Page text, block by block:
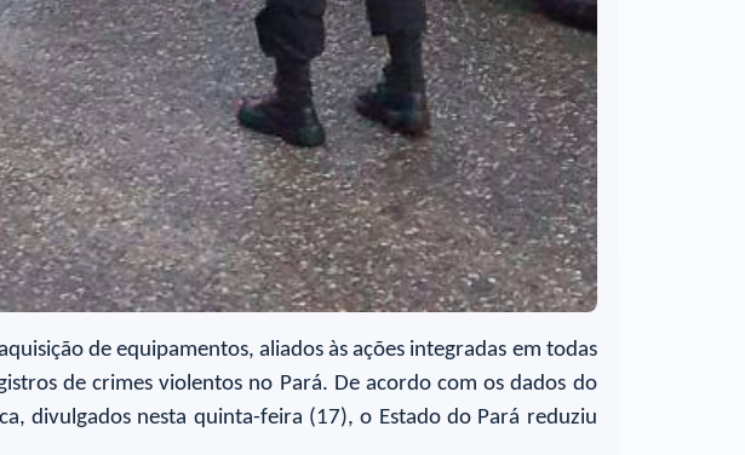
de equipamentos, aliados às ações integradas em todas
de crimes violentos no Pará. De acordo com os dados do
divulgados nesta quinta-feira (17), o Estado do Pará reduziu